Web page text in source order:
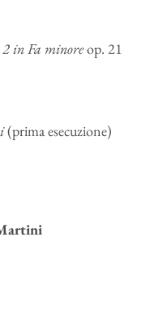
2 in Fa minoreop. 21
(prima esecuzione)